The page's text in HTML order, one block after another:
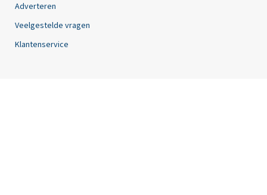
Adverteren
Veelgestelde vragen
Klantenservice